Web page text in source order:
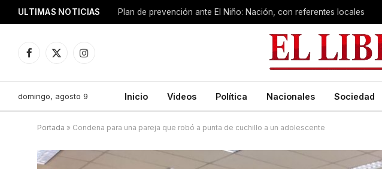
ULTIMAS NOTICIAS Plan de prevención ante El Niño: Nación, con referentes locales
Facebook
X
Instagram
domingo, agosto 9 Inicio Videos Política Nacionales Sociedad
Portada » Condena para una pareja que robó a punta de cuchillo a un adolescente